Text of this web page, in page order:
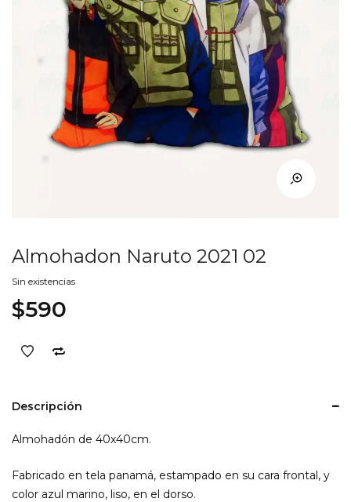
Almohadon Naruto 2021 02
Sin existencias
$590
Descripción
Almohadón de 40x40cm.
Fabricado en tela panamá, estampado en su cara frontal, y
color azul marino, liso, en el dorso.